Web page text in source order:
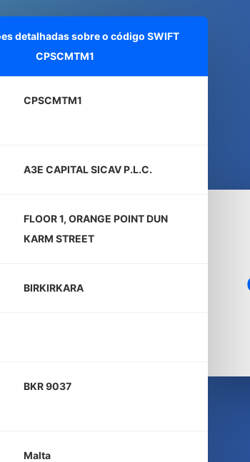
detalhadas sobre o código SWIFT
CPSCMTM1
CPSCMTM1
A3E CAPITAL SICAV P.L.C.
FLOOR 1, ORANGE POINT DUN
KARM STREET
BIRKIRKARA
BKR 9037
Malta